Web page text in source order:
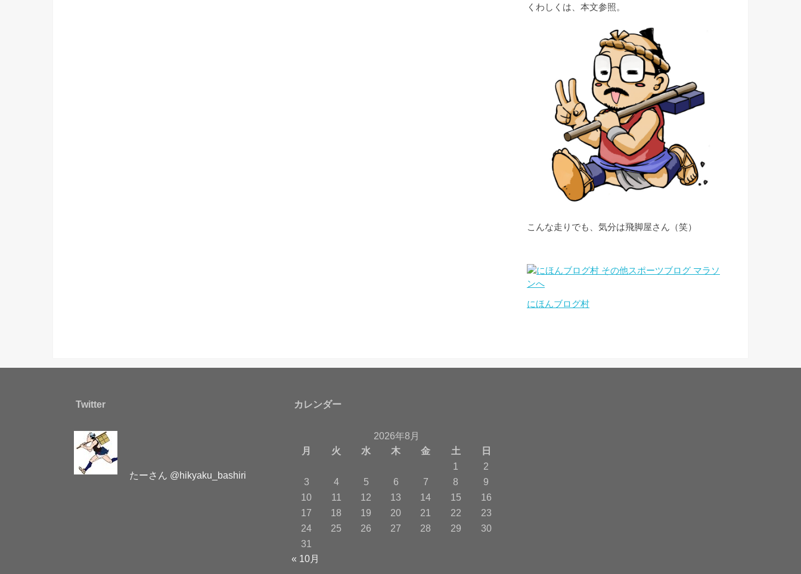
くわしくは、本文参照。
こんな走りでも、気分は飛脚屋さん（笑）
にほんブログ村
Twitter
たーさん @hikyaku_bashiri
カレンダー
2026年8月
月
火 水 木 金 土
日
1
2
3
4 5 6 7 8
9
10
11 12 13 14 15
16
17
18 19 20 21 22
23
24
25 26 27 28 29
30
31
« 10月